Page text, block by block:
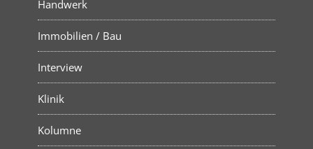
Handwerk
Immobilien / Bau
Interview
Klinik
Kolumne